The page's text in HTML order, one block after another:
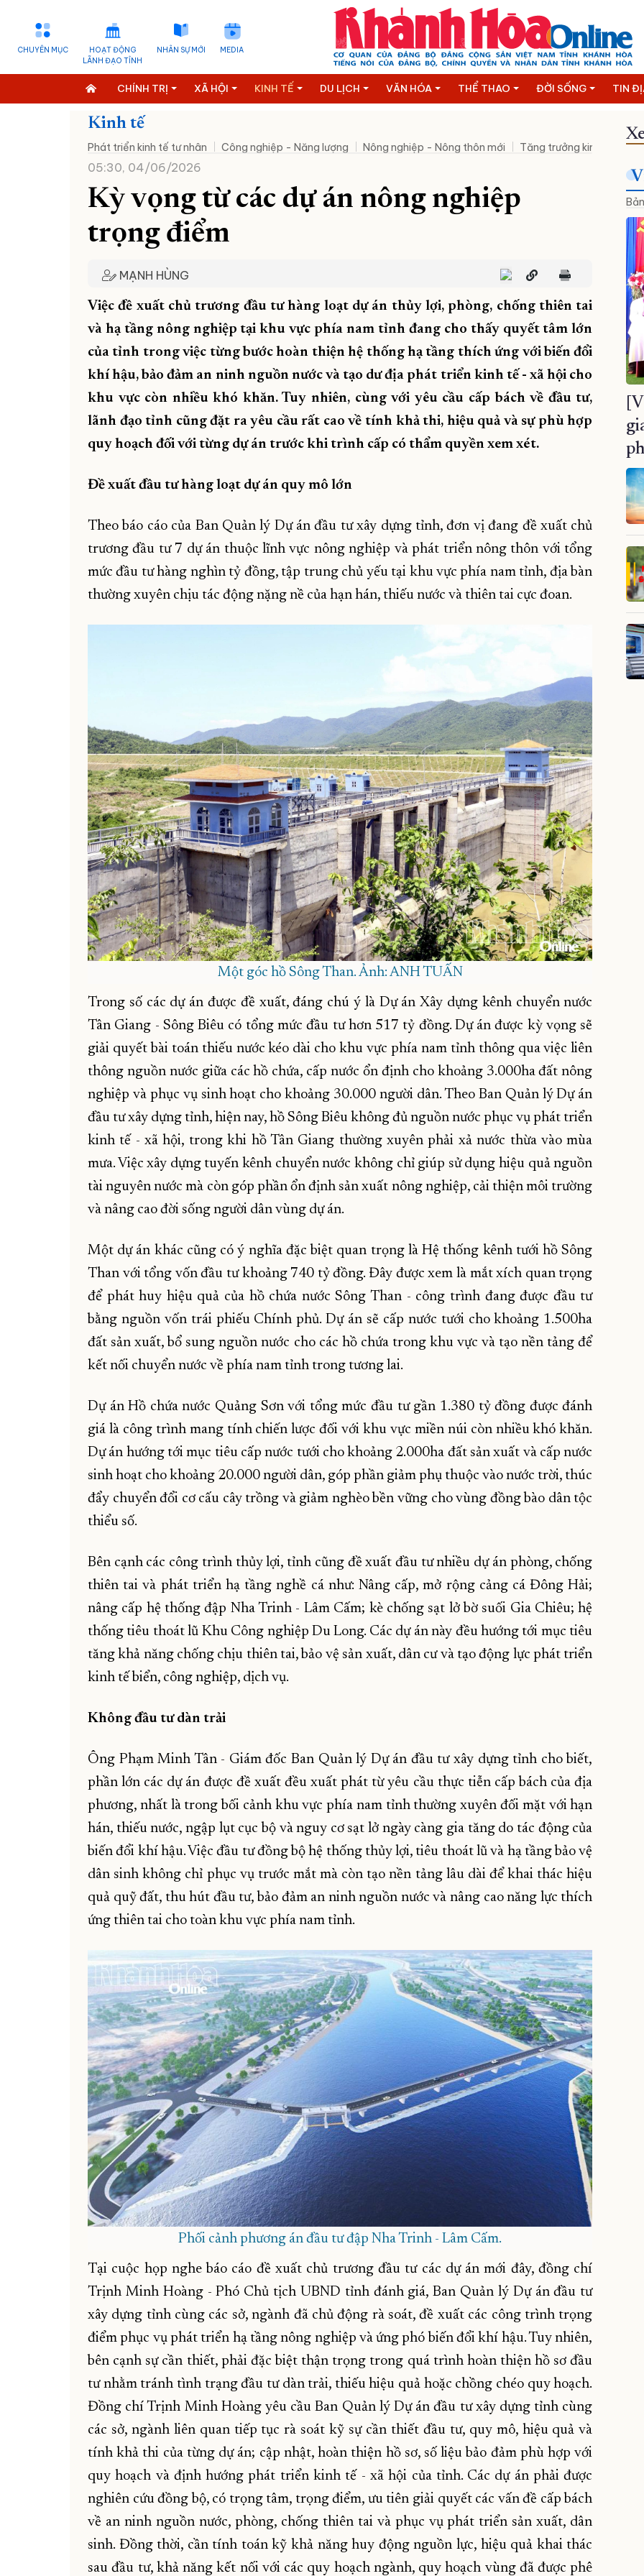
CHUYÊN MỤC
HOẠT ĐỘNG
LÃNH ĐẠO TỈNH
NHÂN SỰ MỚI MEDIA
CHÍNH TRỊ XÃ HỘI KINH TẾ DU LỊCH VĂN HÓA THỂ THAO ĐỜI SỐNG TIN
Kinh tế
Phát triển kinh tế tư nhân Công nghiệp - Năng lượng Nông nghiệp - Nông thôn mới Tăng trưởng kinh tế hai
05:30, 04/06/2026
Kỳ vọng từ các dự án nông nghiệp
trọng điểm
MẠNH HÙNG
Việc đề xuất chủ trương đầu tư hàng loạt dự án thủy lợi, phòng, chống thiên tai
và hạ tầng nông nghiệp tại khu vực phía nam tỉnh đang cho thấy quyết tâm lớn
của tỉnh trong việc từng bước hoàn thiện hệ thống hạ tầng thích ứng với biến đổi
khí hậu, bảo đảm an ninh nguồn nước và tạo dư địa phát triển kinh tế - xã hội cho
khu vực còn nhiều khó khăn. Tuy nhiên, cùng với yêu cầu cấp bách về đầu tư,
lãnh đạo tỉnh cũng đặt ra yêu cầu rất cao về tính khả thi, hiệu quả và sự phù hợp
quy hoạch đối với từng dự án trước khi trình cấp có thẩm quyền xem xét.
Đề xuất đầu tư hàng loạt dự án quy mô lớn
Theo báo cáo của Ban Quản lý Dự án đầu tư xây dựng tỉnh, đơn vị đang đề xuất chủ
trương đầu tư 7 dự án thuộc lĩnh vực nông nghiệp và phát triển nông thôn với tổng
mức đầu tư hàng nghìn tỷ đồng, tập trung chủ yếu tại khu vực phía nam tỉnh, địa bàn
thường xuyên chịu tác động nặng nề của hạn hán, thiếu nước và thiên tai cực đoan.
Một góc hồ Sông Than. Ảnh: ANH TUẤN
Trong số các dự án được đề xuất, đáng chú ý là Dự án Xây dựng kênh chuyển nước
Tân Giang - Sông Biêu có tổng mức đầu tư hơn 517 tỷ đồng. Dự án được kỳ vọng sẽ
giải quyết bài toán thiếu nước kéo dài cho khu vực phía nam tỉnh thông qua việc liên
thông nguồn nước giữa các hồ chứa, cấp nước ổn định cho khoảng 3.000ha đất nông
nghiệp và phục vụ sinh hoạt cho khoảng 30.000 người dân. Theo Ban Quản lý Dự án
đầu tư xây dựng tỉnh, hiện nay, hồ Sông Biêu không đủ nguồn nước phục vụ phát triển
kinh tế - xã hội, trong khi hồ Tân Giang thường xuyên phải xả nước thừa vào mùa
mưa. Việc xây dựng tuyến kênh chuyển nước không chỉ giúp sử dụng hiệu quả nguồn
tài nguyên nước mà còn góp phần ổn định sản xuất nông nghiệp, cải thiện môi trường
và nâng cao đời sống người dân vùng dự án.
Một dự án khác cũng có ý nghĩa đặc biệt quan trọng là Hệ thống kênh tưới hồ Sông
Than với tổng vốn đầu tư khoảng 740 tỷ đồng. Đây được xem là mắt xích quan trọng
để phát huy hiệu quả của hồ chứa nước Sông Than - công trình đang được đầu tư
bằng nguồn vốn trái phiếu Chính phủ. Dự án sẽ cấp nước tưới cho khoảng 1.500ha
đất sản xuất, bổ sung nguồn nước cho các hồ chứa trong khu vực và tạo nền tảng để
kết nối chuyển nước về phía nam tỉnh trong tương lai.
Dự án Hồ chứa nước Quảng Sơn với tổng mức đầu tư gần 1.380 tỷ đồng được đánh
giá là công trình mang tính chiến lược đối với khu vực miền núi còn nhiều khó khăn.
Dự án hướng tới mục tiêu cấp nước tưới cho khoảng 2.000ha đất sản xuất và cấp nước
sinh hoạt cho khoảng 20.000 người dân, góp phần giảm phụ thuộc vào nước trời, thúc
đẩy chuyển đổi cơ cấu cây trồng và giảm nghèo bền vững cho vùng đồng bào dân tộc
thiểu số.
Bên cạnh các công trình thủy lợi, tỉnh cũng đề xuất đầu tư nhiều dự án phòng, chống
thiên tai và phát triển hạ tầng nghề cá như: Nâng cấp, mở rộng cảng cá Đông Hải;
nâng cấp hệ thống đập Nha Trinh - Lâm Cấm; kè chống sạt lở bờ suối Gia Chiêu; hệ
thống tiêu thoát lũ Khu Công nghiệp Du Long. Các dự án này đều hướng tới mục tiêu
tăng khả năng chống chịu thiên tai, bảo vệ sản xuất, dân cư và tạo động lực phát triển
kinh tế biển, công nghiệp, dịch vụ.
Không đầu tư dàn trải
Ông Phạm Minh Tân - Giám đốc Ban Quản lý Dự án đầu tư xây dựng tỉnh cho biết,
phần lớn các dự án được đề xuất đều xuất phát từ yêu cầu thực tiễn cấp bách của địa
phương, nhất là trong bối cảnh khu vực phía nam tỉnh thường xuyên đối mặt với hạn
hán, thiếu nước, ngập lụt cục bộ và nguy cơ sạt lở ngày càng gia tăng do tác động của
biến đổi khí hậu. Việc đầu tư đồng bộ hệ thống thủy lợi, tiêu thoát lũ và hạ tầng bảo vệ
dân sinh không chỉ phục vụ trước mắt mà còn tạo nền tảng lâu dài để khai thác hiệu
quả quỹ đất, thu hút đầu tư, bảo đảm an ninh nguồn nước và nâng cao năng lực thích
ứng thiên tai cho toàn khu vực phía nam tỉnh.
Phối cảnh phương án đầu tư đập Nha Trinh - Lâm Cấm.
Tại cuộc họp nghe báo cáo đề xuất chủ trương đầu tư các dự án mới đây, đồng chí
Trịnh Minh Hoàng - Phó Chủ tịch UBND tỉnh đánh giá, Ban Quản lý Dự án đầu tư
xây dựng tỉnh cùng các sở, ngành đã chủ động rà soát, đề xuất các công trình trọng
điểm phục vụ phát triển hạ tầng nông nghiệp và ứng phó biến đổi khí hậu. Tuy nhiên,
bên cạnh sự cần thiết, phải đặc biệt thận trọng trong quá trình hoàn thiện hồ sơ đầu
tư nhằm tránh tình trạng đầu tư dàn trải, thiếu hiệu quả hoặc chồng chéo quy hoạch.
Đồng chí Trịnh Minh Hoàng yêu cầu Ban Quản lý Dự án đầu tư xây dựng tỉnh cùng
các sở, ngành liên quan tiếp tục rà soát kỹ sự cần thiết đầu tư, quy mô, hiệu quả và
tính khả thi của từng dự án; cập nhật, hoàn thiện hồ sơ, số liệu bảo đảm phù hợp với
quy hoạch và định hướng phát triển kinh tế - xã hội của tỉnh. Các dự án phải được
nghiên cứu đồng bộ, có trọng tâm, trọng điểm, ưu tiên giải quyết các vấn đề cấp bách
về an ninh nguồn nước, phòng, chống thiên tai và phục vụ phát triển sản xuất, dân
sinh. Đồng thời, cần tính toán kỹ khả năng huy động nguồn lực, hiệu quả khai thác
sau đầu tư, khả năng kết nối với các quy hoạch ngành, quy hoạch vùng đã được phê